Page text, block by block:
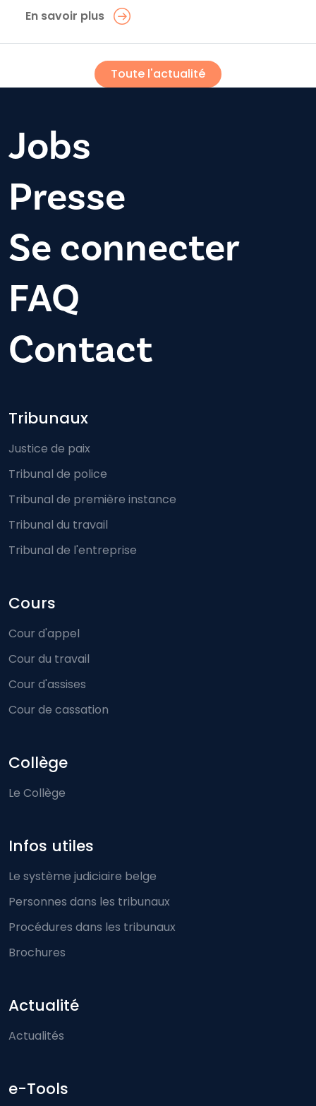
En savoir plus
Toute l'actualité
Jobs
Presse
Se connecter
FAQ
Contact
Footer-menu
Tribunaux
Justice de paix
Tribunal de police
Tribunal de première instance
Tribunal du travail
Tribunal de l'entreprise
Cours
Cour d'appel
Cour du travail
Cour d'assises
Cour de cassation
Collège
Le Collège
Infos utiles
Le système judiciaire belge
Personnes dans les tribunaux
Procédures dans les tribunaux
Brochures
Actualité
Actualités
e-Tools